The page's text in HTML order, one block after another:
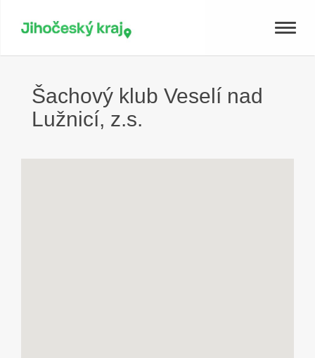
Toggle
Šachový klub Veselí nad
Lužnicí, z.s.